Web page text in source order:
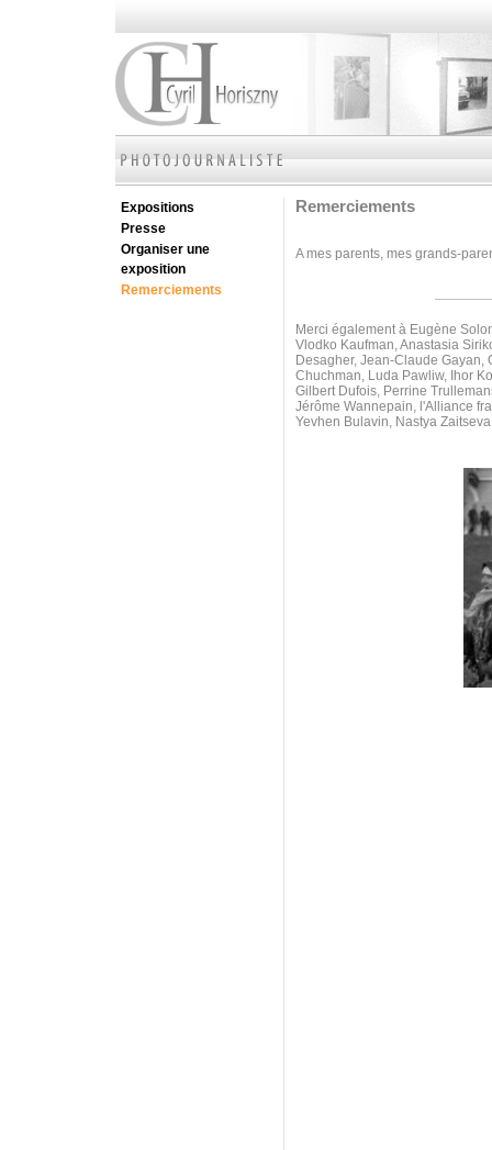
Expositions
Presse
Organiser une
exposition
Remerciements
Remerciements
A mes parents, mes grands-
Merci également à Eugène
Vlodko Kaufman, Anastasia
Desagher, Jean-Claude Gayan,
Chuchman, Luda Pawliw, Ihor
Gilbert Dufois, Perrine
Jérôme Wannepain, l'Alliance
Yevhen Bulavin, Nastya